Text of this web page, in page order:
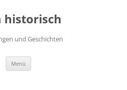
historisch
und Geschichten
Menü